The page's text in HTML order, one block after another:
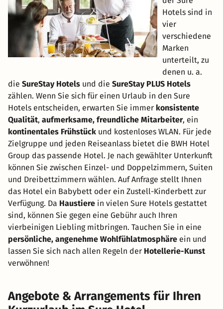
Hotels sind in
vier
verschiedene
Marken
unterteilt, zu
denen u. a.
die SureStay Hotels und die SureStay PLUS Hotels
zählen. Wenn Sie sich für einen Urlaub in den Sure
Hotels entscheiden, erwarten Sie immer konsistente
Qualität, aufmerksame, freundliche Mitarbeiter, ein
kontinentales Frühstück und kostenloses WLAN. Für jede
Zielgruppe und jeden Reiseanlass bietet die BWH Hotel
Group das passende Hotel. Je nach gewählter Unterkunft
können Sie zwischen Einzel- und Doppelzimmern, Suiten
und Dreibettzimmern wählen. Auf Anfrage stellt Ihnen
das Hotel ein Babybett oder ein Zustell-Kinderbett zur
Verfügung. Da Haustiere in vielen Sure Hotels gestattet
sind, können Sie gegen eine Gebühr auch Ihren
vierbeinigen Liebling mitbringen. Tauchen Sie in eine
persönliche, angenehme Wohlfühlatmosphäre ein und
lassen Sie sich nach allen Regeln der Hotellerie-Kunst
verwöhnen!
Angebote & Arrangements für Ihren